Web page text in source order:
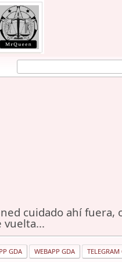
cuidado ahí fuera,
vuelta...
GDA WEBAPP GDA TELEGRAM